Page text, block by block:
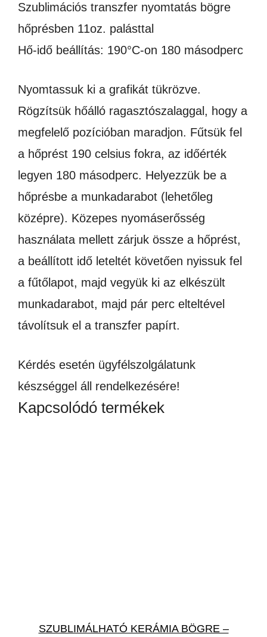
Szublimációs transzfer nyomtatás bögre
hőprésben 11oz. palásttal
Hő-idő beállítás: 190°C-on 180 másodperc
Nyomtassuk ki a grafikát tükrözve.
Rögzítsük hőálló ragasztószalaggal, hogy a
megfelelő pozícióban maradjon. Fűtsük fel
a hőprést 190 celsius fokra, az időérték
legyen 180 másodperc. Helyezzük be a
hőprésbe a munkadarabot (lehetőleg
középre). Közepes nyomáserősség
használata mellett zárjuk össze a hőprést,
a beállított idő leteltét követően nyissuk fel
a fűtőlapot, majd vegyük ki az elkészült
munkadarabot, majd pár perc elteltével
távolítsuk el a transzfer papírt.
Kérdés esetén ügyfélszolgálatunk
készséggel áll rendelkezésére!
Kapcsolódó termékek
SZUBLIMÁLHATÓ KERÁMIA BÖGRE –